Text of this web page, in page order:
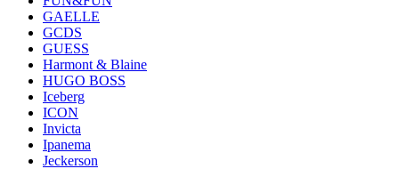
GAELLE
GCDS
GUESS
Harmont & Blaine
HUGO BOSS
Iceberg
ICON
Invicta
Ipanema
Jeckerson